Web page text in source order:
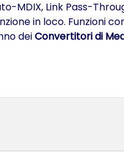
MDIX, Link Pass-
in loco. Funzioni
deiConvertitori di